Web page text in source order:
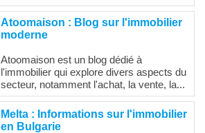
Atoomaison : Blog sur l'immobilier
moderne
Atoomaison est un blog dédié à
l'immobilier qui explore divers aspects du
secteur, notamment l'achat, la vente, la...
Melta : Informations sur l'immobilier
en Bulgarie